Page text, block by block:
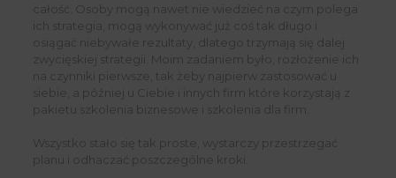
całość. Osoby mogą nawet nie wiedzieć na czym polega
ich strategia, mogą wykonywać już coś tak długo i
osiągać niebywałe rezultaty, dlatego trzymają się dalej
zwycięskiej strategii. Moim zadaniem było, rozłożenie ich
na czynniki pierwsze, tak żeby najpierw zastosować u
siebie, a później u Ciebie i innych firm które korzystają z
pakietu szkolenia biznesowe i szkolenia dla firm.
Wszystko stało się tak proste, wystarczy przestrzegać
planu i odhaczać poszczególne kroki.